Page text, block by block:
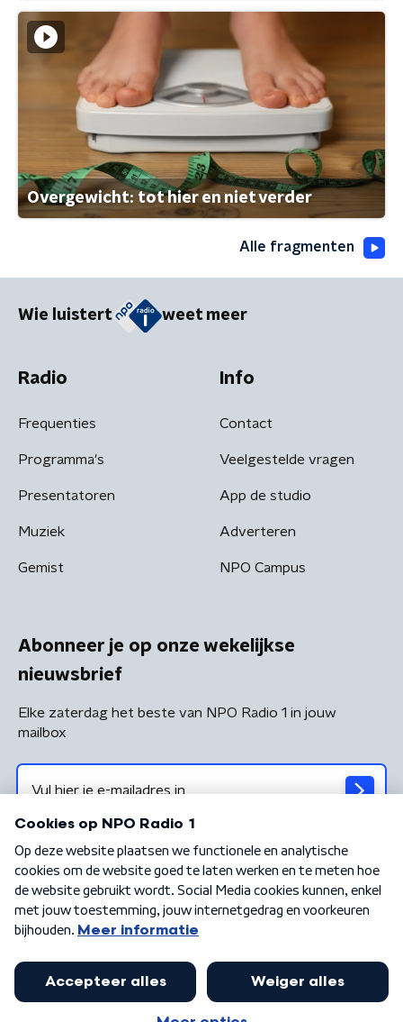
Overgewicht: tot hier en niet verder
Alle fragmenten
Wie luistert weet meer
Radio
Frequenties
Programma's
Presentatoren
Muziek
Gemist
Info
Contact
Veelgestelde vragen
App de studio
Adverteren
NPO Campus
Abonneer je op onze wekelijkse
nieuwsbrief
Elke zaterdag het beste van NPO Radio 1 in jouw
mailbox
Algemene voorwaarden